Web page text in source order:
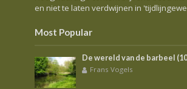
en niet te laten verdwijnen in
Most Popular
De wereld van de barbeel
Frans Vogels